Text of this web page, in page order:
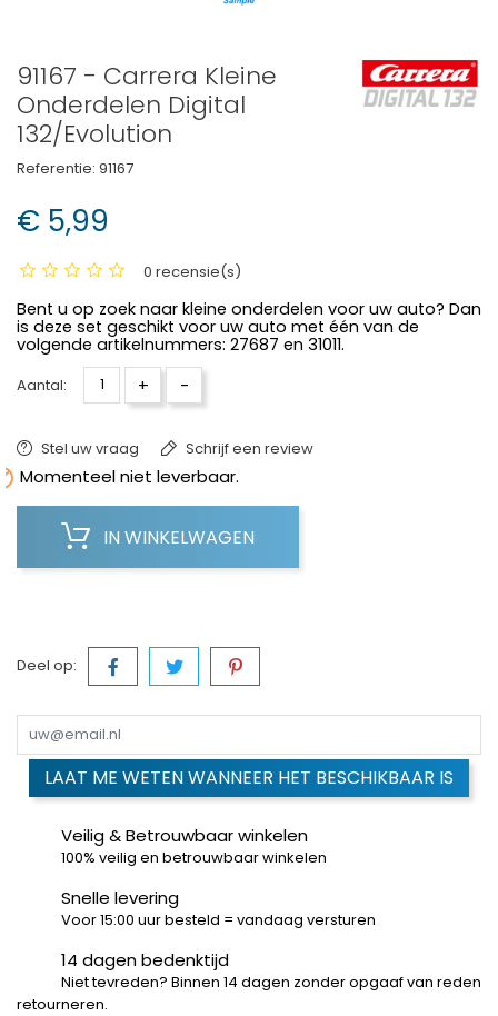
91167 - Carrera Kleine
Onderdelen Digital
132/Evolution
Referentie: 91167
€ 5,99
0 recensie(s)
Bent u op zoek naar kleine onderdelen voor uw auto? Dan
is deze set geschikt voor uw auto met één van de
volgende artikelnummers: 27687 en 31011.
Aantal: + -
Stel uw vraag Schrijf een review
Momenteel niet leverbaar.
IN WINKELWAGEN
Deel op:
LAAT ME WETEN WANNEER HET BESCHIKBAAR IS
Veilig & Betrouwbaar winkelen
100% veilig en betrouwbaar winkelen
Snelle levering
Voor 15:00 uur besteld = vandaag versturen
14 dagen bedenktijd
Niet tevreden? Binnen 14 dagen zonder opgaaf van reden
retourneren.